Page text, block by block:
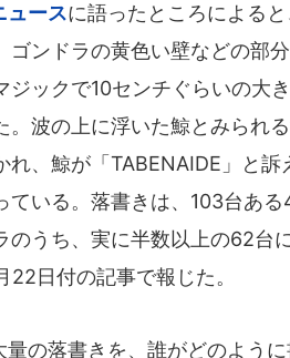
ースに語ったところによる
ゴンドラの黄色い壁などの部分
ジックで10センチぐらいの大
。波の上に浮いた鯨とみられ
れ、鯨が「TABENAIDE」と訴
ている。落書きは、103台あ
のうち、実に半数以上の62台
日付の記事で報じた。
の落書きを、誰がどのように